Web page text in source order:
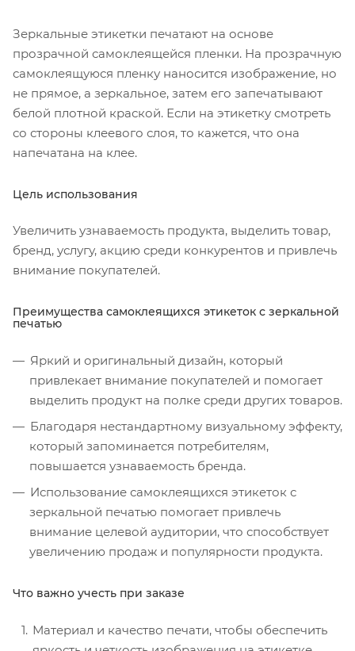
Зеркальные этикетки печатают на основе
прозрачной самоклеящейся пленки. На прозрачную
самоклеящуюся пленку наносится изображение, но
не прямое, а зеркальное, затем его запечатывают
белой плотной краской. Если на этикетку смотреть
со стороны клеевого слоя, то кажется, что она
напечатана на клее.
Цель использования
Увеличить узнаваемость продукта, выделить товар,
бренд, услугу, акцию среди конкурентов и привлечь
внимание покупателей.
Преимущества самоклеящихся этикеток с зеркальной
печатью
Яркий и оригинальный дизайн, который
привлекает внимание покупателей и помогает
выделить продукт на полке среди других товаров.
Благодаря нестандартному визуальному эффекту,
который запоминается потребителям,
повышается узнаваемость бренда.
Использование самоклеящихся этикеток с
зеркальной печатью помогает привлечь
внимание целевой аудитории, что способствует
увеличению продаж и популярности продукта.
Что важно учесть при заказе
Материал и качество печати, чтобы обеспечить